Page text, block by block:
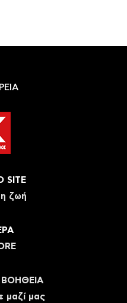
SITE
ζωή
ΒΟΗΘΕΙΑ
μαζί μας